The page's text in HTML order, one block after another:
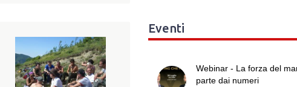
Eventi
Webinar - La forza del
parte dai numeri